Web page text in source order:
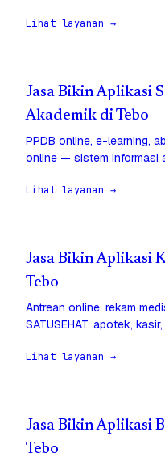
Lihat layanan →
Jasa Bikin Aplikasi
Akademik di Tebo
PPDB online, e-learning,
online — sistem informasi
Lihat layanan →
Jasa Bikin Aplikasi
Tebo
Antrean online, rekam
SATUSEHAT, apotek,
Lihat layanan →
Jasa Bikin Aplikasi
Tebo